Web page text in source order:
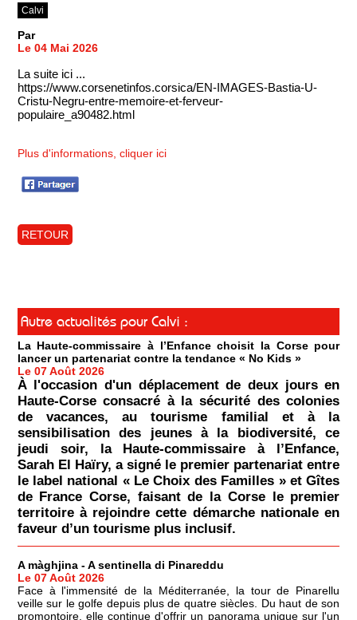
Calvi
Par
Le 04 Mai 2026
La suite ici ...
https://www.corsenetinfos.corsica/EN-IMAGES-Bastia-U-
Cristu-Negru-entre-memoire-et-ferveur-
populaire_a90482.html
Plus d'informations, cliquer ici
RETOUR
Autre actualités pour Calvi :
La Haute-commissaire à l’Enfance choisit la Corse pour
lancer un partenariat contre la tendance « No Kids »
Le 07 Août 2026
À l'occasion d'un déplacement de deux jours en
Haute-Corse consacré à la sécurité des colonies
de vacances, au tourisme familial et à la
sensibilisation des jeunes à la biodiversité, ce
jeudi soir, la Haute-commissaire à l’Enfance,
Sarah El Haïry, a signé le premier partenariat entre
le label national « Le Choix des Familles » et Gîtes
de France Corse, faisant de la Corse le premier
territoire à rejoindre cette démarche nationale en
faveur d’un tourisme plus inclusif.
A màghjina - A sentinella di Pinareddu
Le 07 Août 2026
Face à l'immensité de la Méditerranée, la tour de Pinarellu
veille sur le golfe depuis plus de quatre siècles. Du haut de son
promontoire, elle continue d'offrir un panorama unique sur l'un